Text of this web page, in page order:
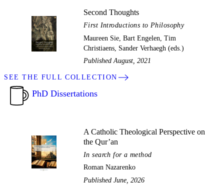
Second Thoughts
First Introductions to Philosophy
Maureen Sie, Bart Engelen, Tim
Christiaens, Sander Verhaegh (eds.)
Published August, 2021
SEE THE FULL COLLECTION
PhD Dissertations
A Catholic Theological Perspective on
the Qur’an
In search for a method
Roman Nazarenko
Published June, 2026